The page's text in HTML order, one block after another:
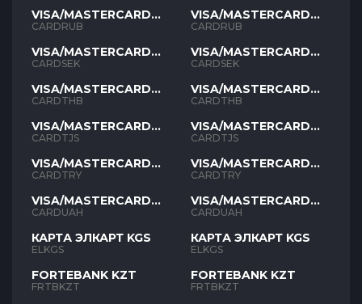
VISA/MASTERCARD
RUB
CARDRUB
VISA/MASTERCARD
SEK
CARDSEK
VISA/MASTERCARD
THB
CARDTHB
VISA/MASTERCARD
TJS
CARDTJS
VISA/MASTERCARD
TYR
CARDTRY
VISA/MASTERCARD
UAH
CARDUAH
КАРТА ЭЛКАРТ KGS
ELKGS
FORTEBANK KZT
FRTBKZT
VISA/MASTERCARD
RUB
CARDRUB
VISA/MASTERCARD
SEK
CARDSEK
VISA/MASTERCARD
THB
CARDTHB
VISA/MASTERCARD
TJS
CARDTJS
VISA/MASTERCARD
TYR
CARDTRY
VISA/MASTERCARD
UAH
CARDUAH
КАРТА ЭЛКАРТ KGS
ELKGS
FORTEBANK KZT
FRTBKZT